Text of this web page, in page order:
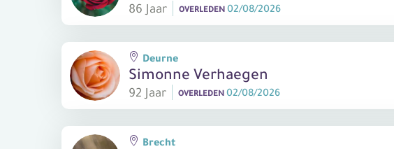
86 Jaar OVERLEDEN 02/08/2026
Simonne Verhaegen
92 Jaar
Deurne
OVERLEDEN 02/08/2026
Brecht